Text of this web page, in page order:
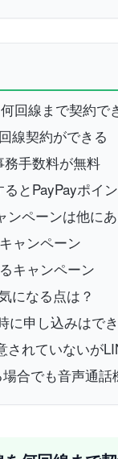
回線まで契約で
線契約ができる
手数料が無料
とPayPayポイ
ペーンは他に
ャンペーン
キャンペーン
になる点は？
に申し込みはで
されていないが
合でも音声通